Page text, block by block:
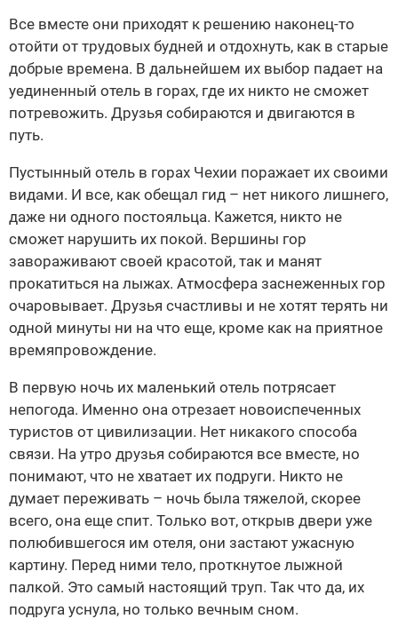
Все вместе они приходят к решению наконец-то
отойти от трудовых будней и отдохнуть, как в старые
добрые времена. В дальнейшем их выбор падает на
уединенный отель в горах, где их никто не сможет
потревожить. Друзья собираются и двигаются в
путь.
Пустынный отель в горах Чехии поражает их своими
видами. И все, как обещал гид – нет никого лишнего,
даже ни одного постояльца. Кажется, никто не
сможет нарушить их покой. Вершины гор
завораживают своей красотой, так и манят
прокатиться на лыжах. Атмосфера заснеженных гор
очаровывает. Друзья счастливы и не хотят терять ни
одной минуты ни на что еще, кроме как на приятное
времяпровождение.
В первую ночь их маленький отель потрясает
непогода. Именно она отрезает новоиспеченных
туристов от цивилизации. Нет никакого способа
связи. На утро друзья собираются все вместе, но
понимают, что не хватает их подруги. Никто не
думает переживать – ночь была тяжелой, скорее
всего, она еще спит. Только вот, открыв двери уже
полюбившегося им отеля, они застают ужасную
картину. Перед ними тело, проткнутое лыжной
палкой. Это самый настоящий труп. Так что да, их
подруга уснула, но только вечным сном.